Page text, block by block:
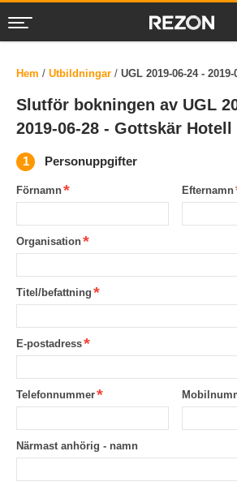
Hem / Utbildningar / UGL 2019-06-24 -
Slutför bokningen av UGL
2019-06-28 - Gottskär Hotell
Personuppgifter
Förnamn Efternamn
Organisation
Titel/befattning
E-postadress
Telefonnummer
Närmast anhörig - namn